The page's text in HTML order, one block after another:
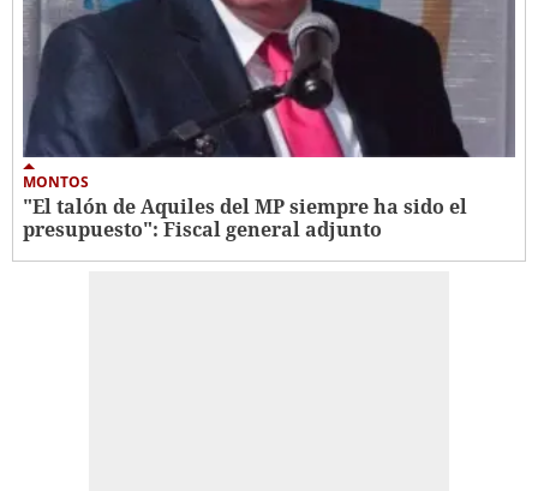
MONTOS
"El talón de Aquiles del MP siempre ha sido el
presupuesto": Fiscal general adjunto